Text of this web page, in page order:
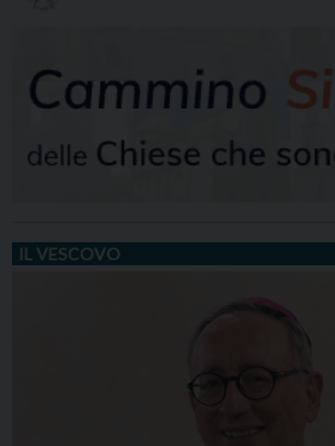
IL VESCOVO